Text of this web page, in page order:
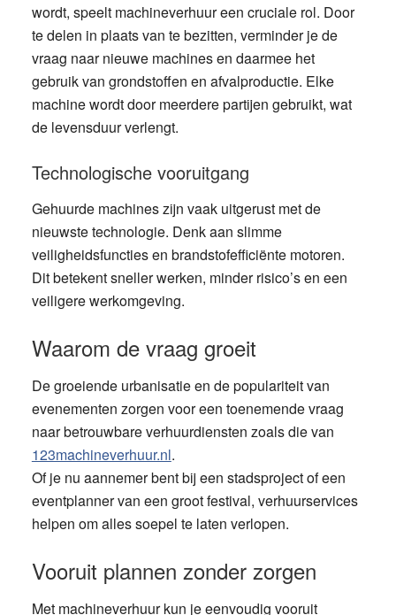
wordt, speelt machineverhuur een cruciale rol. Door
te delen in plaats van te bezitten, verminder je de
vraag naar nieuwe machines en daarmee het
gebruik van grondstoffen en afvalproductie. Elke
machine wordt door meerdere partijen gebruikt, wat
de levensduur verlengt.
Technologische vooruitgang
Gehuurde machines zijn vaak uitgerust met de
nieuwste technologie. Denk aan slimme
veiligheidsfuncties en brandstofefficiënte motoren.
Dit betekent sneller werken, minder risico’s en een
veiligere werkomgeving.
Waarom de vraag groeit
De groeiende urbanisatie en de populariteit van
evenementen zorgen voor een toenemende vraag
naar betrouwbare verhuurdiensten zoals die van
123machineverhuur.nl.
Of je nu aannemer bent bij een stadsproject of een
eventplanner van een groot festival, verhuurservices
helpen om alles soepel te laten verlopen.
Vooruit plannen zonder zorgen
Met machineverhuur kun je eenvoudig vooruit